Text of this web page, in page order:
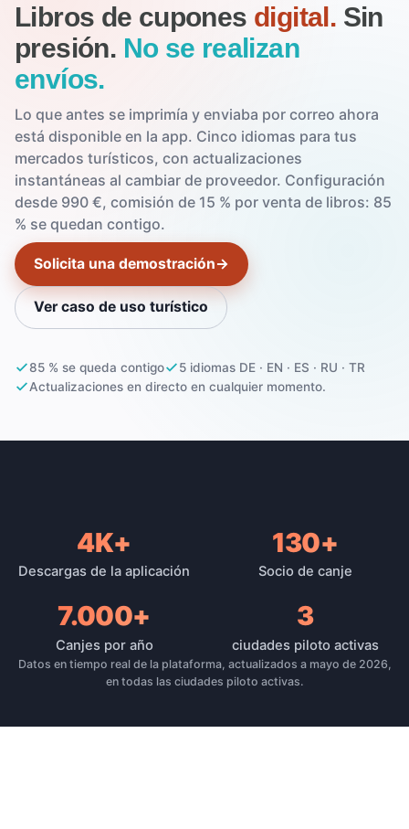
Libros de cupones digital. Sin
presión. No se realizan
envíos.
Lo que antes se imprimía y enviaba por correo ahora
está disponible en la app. Cinco idiomas para tus
mercados turísticos, con actualizaciones
instantáneas al cambiar de proveedor. Configuración
desde 990 €, comisión de 15 % por venta de libros: 85
% se quedan contigo.
Solicita una demostración→
Ver caso de uso turístico
85 % se queda contigo
5 idiomas DE · EN · ES · RU · TR
Actualizaciones en directo en cualquier momento.
Alcance de la plataforma
4K+
Descargas de la aplicación
130+
Socio de canje
7.000+
Canjes por año
3
ciudades piloto activas
Datos en tiempo real de la plataforma, actualizados a mayo de 2026,
en todas las ciudades piloto activas.